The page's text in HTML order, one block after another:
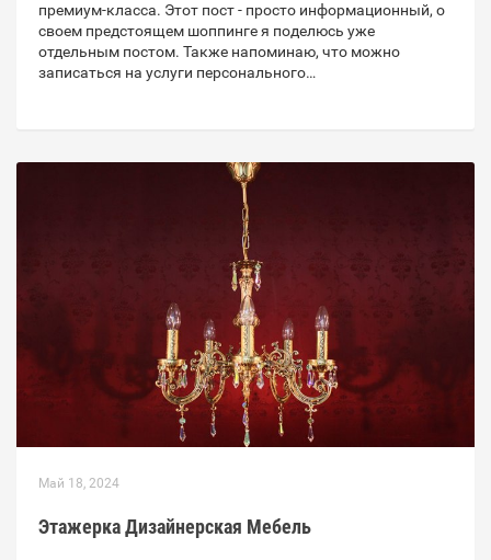
премиум-класса. Этот пост - просто информационный, о
своем предстоящем шоппинге я поделюсь уже
отдельным постом. Также напоминаю, что можно
записаться на услуги персонального…
Май 18, 2024
Этажерка Дизайнерская Мебель